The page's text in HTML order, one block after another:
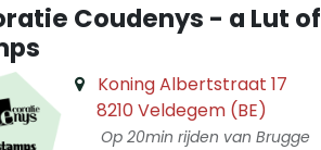
Coudenys - a Lut of
Koning Albertstraat 17
8210 Veldegem (BE)
Op 20min rijden van Brugge